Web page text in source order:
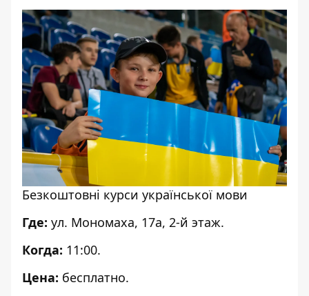
Безкоштовні курси української мови
Где: ул. Мономаха, 17а, 2-й этаж.
Когда: 11:00.
Цена: бесплатно.